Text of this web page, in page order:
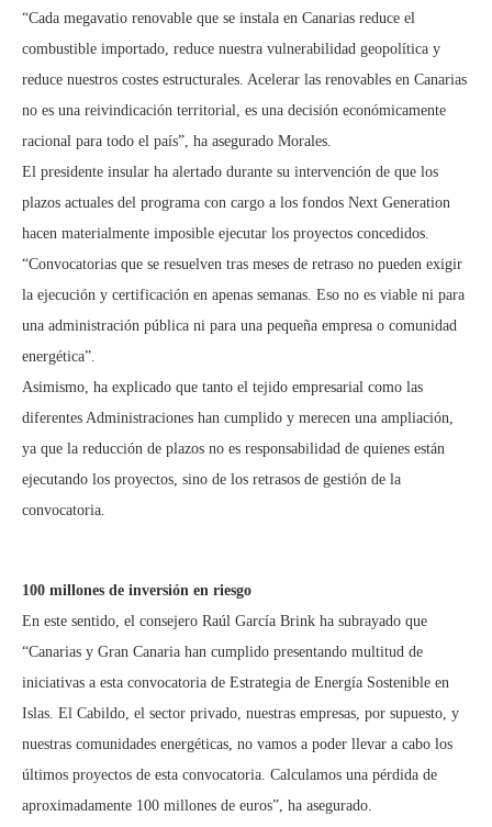
“Cada megavatio renovable que se instala en Canarias reduce el
combustible importado, reduce nuestra vulnerabilidad geopolítica y
reduce nuestros costes estructurales. Acelerar las renovables en Canarias
no es una reivindicación territorial, es una decisión económicamente
racional para todo el país”, ha asegurado Morales.
El presidente insular ha alertado durante su intervención de que los
plazos actuales del programa con cargo a los fondos Next Generation
hacen materialmente imposible ejecutar los proyectos concedidos.
“Convocatorias que se resuelven tras meses de retraso no pueden exigir
la ejecución y certificación en apenas semanas. Eso no es viable ni para
una administración pública ni para una pequeña empresa o comunidad
energética”.
Asimismo, ha explicado que tanto el tejido empresarial como las
diferentes Administraciones han cumplido y merecen una ampliación,
ya que la reducción de plazos no es responsabilidad de quienes están
ejecutando los proyectos, sino de los retrasos de gestión de la
convocatoria.
100 millones de inversión en riesgo
En este sentido, el consejero Raúl García Brink ha subrayado que
“Canarias y Gran Canaria han cumplido presentando multitud de
iniciativas a esta convocatoria de Estrategia de Energía Sostenible en
Islas. El Cabildo, el sector privado, nuestras empresas, por supuesto, y
nuestras comunidades energéticas, no vamos a poder llevar a cabo los
últimos proyectos de esta convocatoria. Calculamos una pérdida de
aproximadamente 100 millones de euros”, ha asegurado.